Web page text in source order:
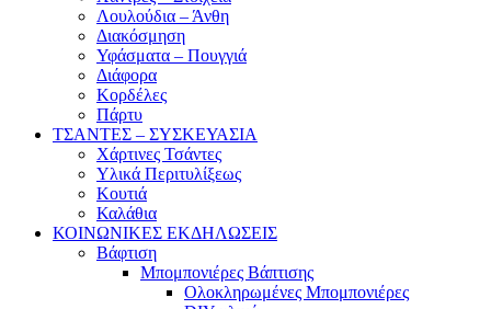
Λουλούδια – Άνθη
Διακόσμηση
Υφάσματα – Πουγγιά
Διάφορα
Κορδέλες
Πάρτυ
ΤΣΑΝΤΕΣ – ΣΥΣΚΕΥΑΣΙΑ
Χάρτινες Τσάντες
Υλικά Περιτυλίξεως
Κουτιά
Καλάθια
ΚΟΙΝΩΝΙΚΕΣ ΕΚΔΗΛΩΣΕΙΣ
Βάφτιση
Μπομπονιέρες Βάπτισης
Ολοκληρωμένες Μπομπονιέρες